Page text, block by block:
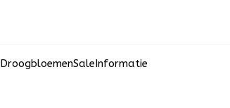
DroogbloemenSaleInformatie